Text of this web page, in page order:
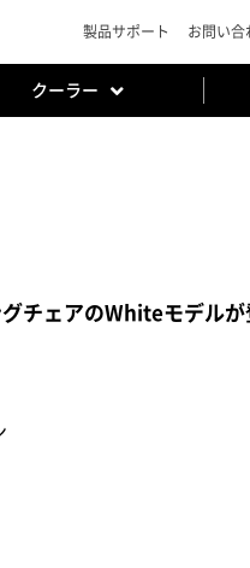
製品サポート お問い合
クーラー
グチェアのWhiteモデルが